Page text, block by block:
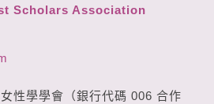
Scholars Association
性學學會（銀行代碼 006 合作